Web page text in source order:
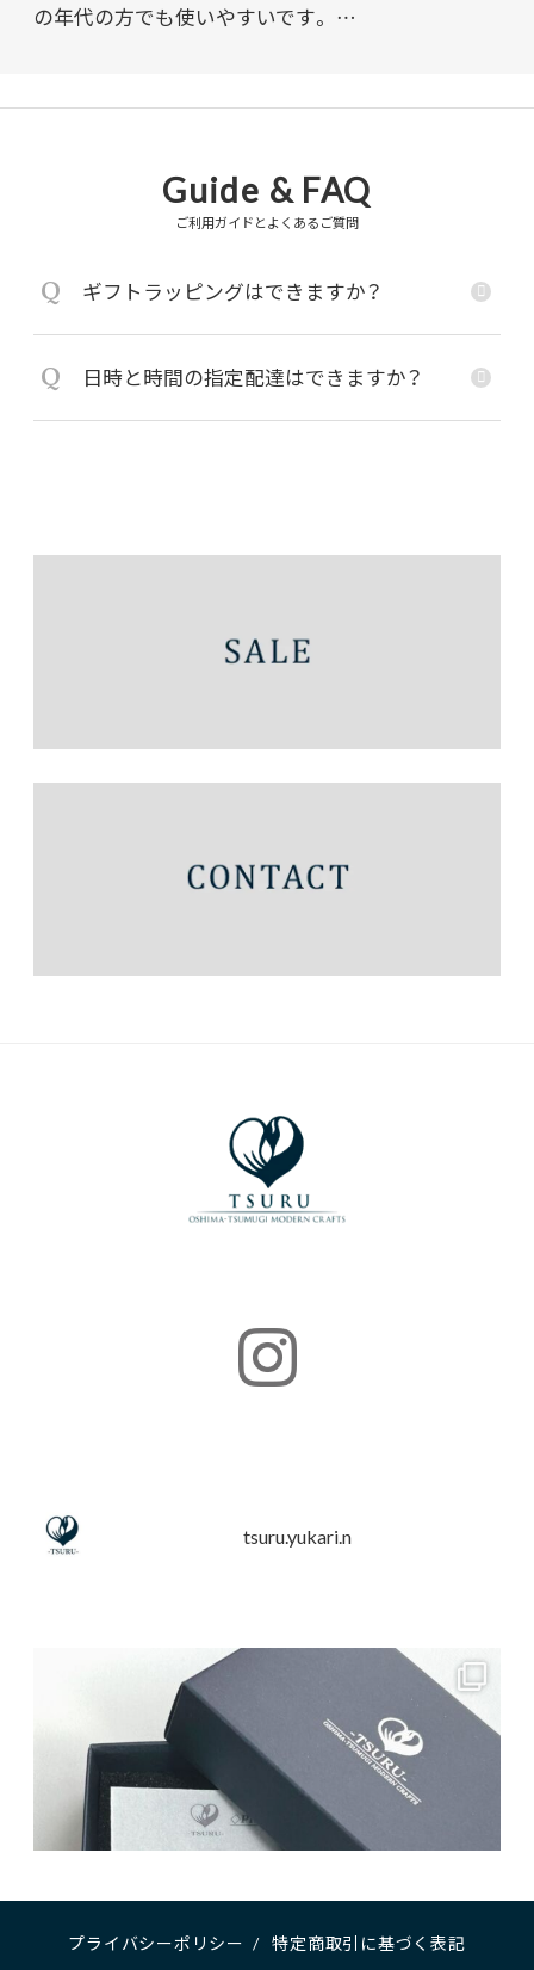
の年代の方でも使いやすいです。 …
Guide & FAQ
ご利用ガイドとよくあるご質問
Q ギフトラッピングはできますか？
Q 日時と時間の指定配達はできますか？
tsuru.yukari.n
プライバシーポリシー / 特定商取引に基づく表記